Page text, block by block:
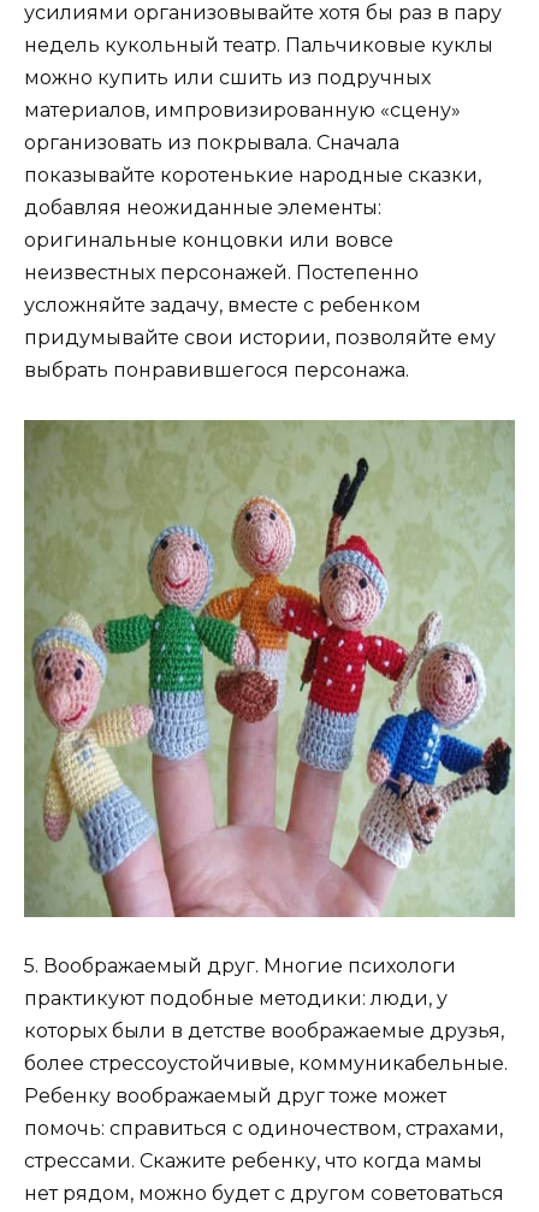
усилиями организовывайте хотя бы раз в пару
недель кукольный театр. Пальчиковые куклы
можно купить или сшить из подручных
материалов, импровизированную «сцену»
организовать из покрывала. Сначала
показывайте коротенькие народные сказки,
добавляя неожиданные элементы:
оригинальные концовки или вовсе
неизвестных персонажей. Постепенно
усложняйте задачу, вместе с ребенком
придумывайте свои истории, позволяйте ему
выбрать понравившегося персонажа.
5. Воображаемый друг. Многие психологи
практикуют подобные методики: люди, у
которых были в детстве воображаемые друзья,
более стрессоустойчивые, коммуникабельные.
Ребенку воображаемый друг тоже может
помочь: справиться с одиночеством, страхами,
стрессами. Скажите ребенку, что когда мамы
нет рядом, можно будет с другом советоваться